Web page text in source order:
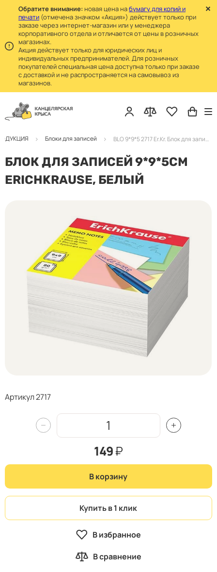
Обратите внимание: новая цена набумагу для копий и
печати (отмечена значком «Акция») действует только при
заказе через интернет-магазин или у менеджера
корпоративного отдела и отличается от цены в розничных
магазинах.
Акция действует только для юридических лиц и
индивидуальных предпринимателей. Для розничных
покупателей специальная цена доступна только при заказе
с доставкой и не распространяется на самовывоз из
магазинов.
Блоки для записей BLO 9*9*5 2717 Er.Kr. Блок для записей не склеенный, белый (1/24)
БЛОК ДЛЯ ЗАПИСЕЙ 9*9*5СМ
ERICHKRAUSE, БЕЛЫЙ
Артикул 2717
149₽
В корзину
Купить в 1 клик
В избранное
В сравнение